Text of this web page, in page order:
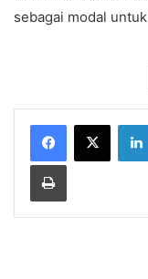
sebagai modal
Print